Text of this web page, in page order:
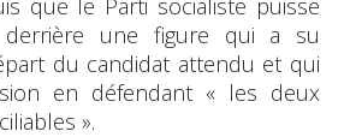
derrière une figure qui a su
du candidat attendu et qui
en défendant « les deux
».